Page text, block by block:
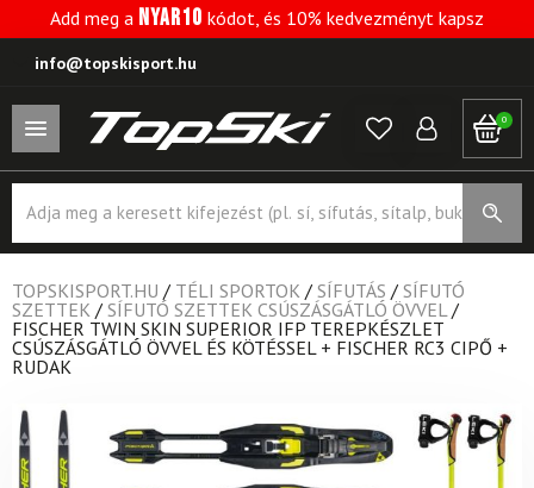
Add meg a NYAR10 kódot, és 10% kedvezményt kapsz
info@topskisport.hu
0
search
TOPSKISPORT.HU / TÉLI SPORTOK / SÍFUTÁS / SÍFUTÓ
SZETTEK / SÍFUTÓ SZETTEK CSÚSZÁSGÁTLÓ ÖVVEL/
FISCHER TWIN SKIN SUPERIOR IFP TEREPKÉSZLET
CSÚSZÁSGÁTLÓ ÖVVEL ÉS KÖTÉSSEL + FISCHER RC3 CIPŐ +
RUDAK